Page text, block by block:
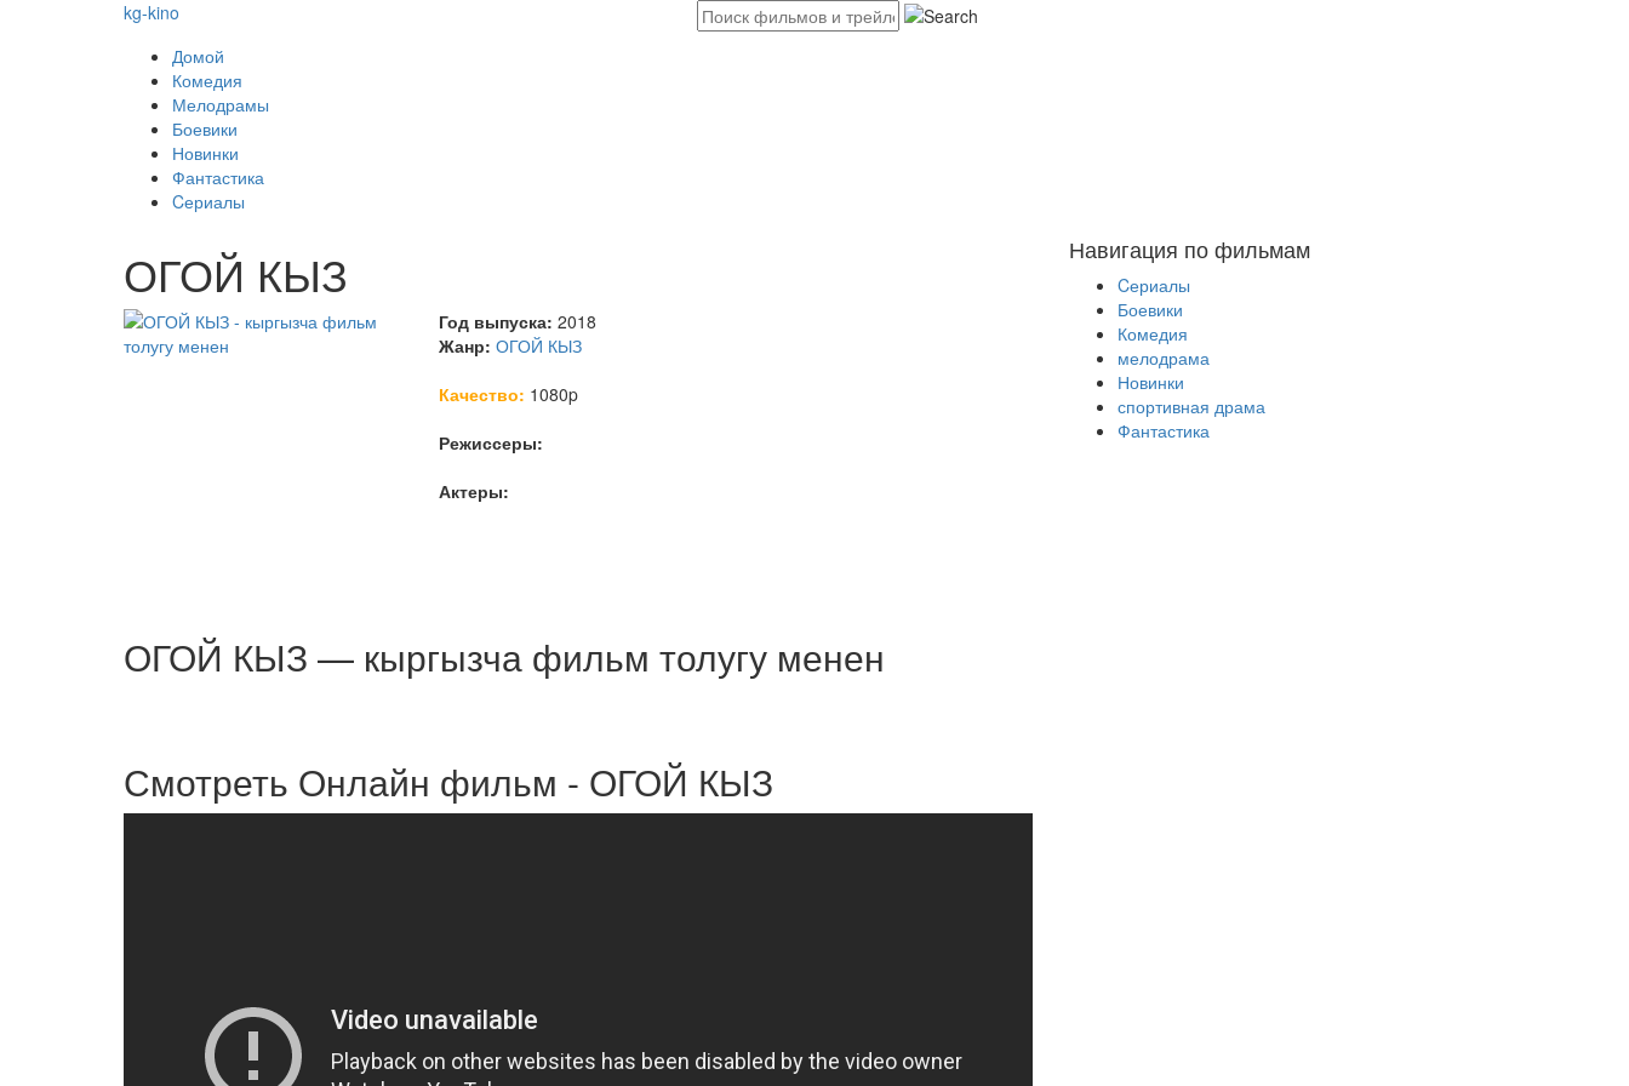
kg-kino
Домой
Комедия
Мелодрамы
Боевики
Новинки
Фантастика
Cериалы
ОГОЙ КЫЗ
Год выпуска: 2018
Жанр: ОГОЙ КЫЗ
Качество: 1080p
Режиссеры:
Актеры:
ОГОЙ КЫЗ — кыргызча фильм толугу менен
Смотреть Онлайн фильм - ОГОЙ КЫЗ
Навигация по фильмам
Cериалы
Боевики
Комедия
мелодрама
Новинки
спортивная драма
Фантастика